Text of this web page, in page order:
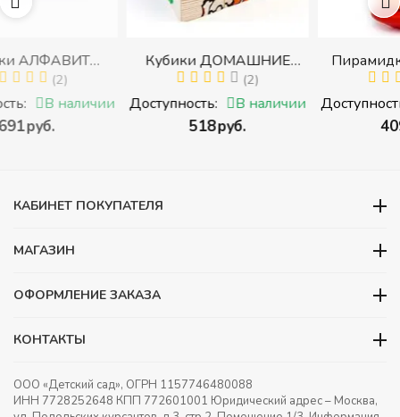
с
Кубики ДОМАШНИЕ
ЖИВОТНЫЕ (Томик)
(Набор кубиков
разрезных (складных))
Доступность: В наличии
Пирамидка "Радуга" (8
деталей) (Пирамидка
среднего размера)
Доступность: В
КАБИНЕТ ПОКУПАТЕЛЯ
МАГАЗИН
ОФОРМЛЕНИЕ ЗАКАЗА
КОНТАКТЫ
ООО «Детский сад», ОГРН 1157746480088
ИНН 7728252648 КПП 772601001 Юридический адрес – Москва,